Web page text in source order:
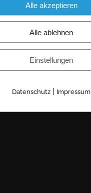
Alle akzeptieren
Alle ablehnen
Einstellungen
Datenschutz | Impressum